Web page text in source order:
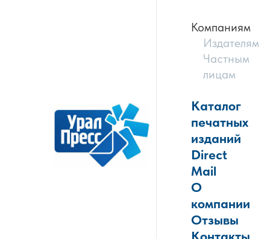
Компаниям
Издателям
Частным
лицам
Каталог
печатных
изданий
Direct
Mail
О
компании
Отзывы